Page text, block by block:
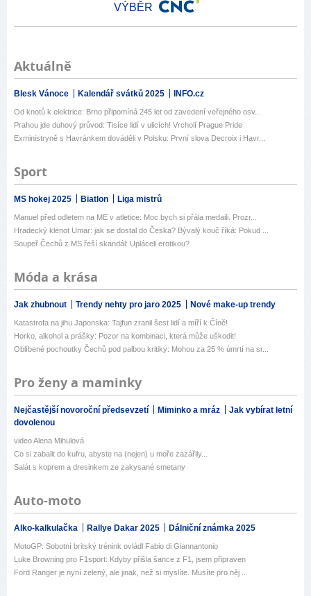
VÝBĚR
Aktuálně
Blesk Vánoce Kalendář svátků 2025 INFO.cz
Od knotů k elektrice: Brno připomíná 245 let od zavedení veřejného osv...
Prahou jde duhový průvod: Tisíce lidí v ulicích! Vrcholí Prague Pride
Exministryně s Havránkem dováděli v Polsku: První slova Decroix i Havr...
Sport
MS hokej 2025 Biatlon Liga mistrů
Manuel před odletem na ME v atletice: Moc bych si přála medaili. Prozr...
Hradecký klenot Umar: jak se dostal do Česka? Bývalý kouč říká: Pokud ...
Soupeř Čechů z MS řeší skandál: Upláceli erotikou?
Móda a krása
Jak zhubnout Trendy nehty pro jaro 2025 Nové make-up trendy
Katastrofa na jihu Japonska: Tajfun zranil šest lidí a míří k Číně!
Horko, alkohol a prášky: Pozor na kombinaci, která může uškodit!
Oblíbené pochoutky Čechů pod palbou kritiky: Mohou za 25 % úmrtí na sr...
Pro ženy a maminky
Nejčastější novoroční předsevzetí Miminko a mráz
Jak vybírat letní
dovolenou
video Alena Mihulová
Co si zabalit do kufru, abyste na (nejen) u moře zazářily...
Salát s koprem a dresinkem ze zakysané smetany
Auto-moto
Alko-kalkulačka Rallye Dakar 2025 Dálniční známka 2025
MotoGP: Sobotní britský trénink ovládl Fabio di Giannantonio
Luke Browning pro F1sport: Kdyby přišla šance z F1, jsem připraven
Ford Ranger je nyní zelený, ale jinak, než si myslíte. Musíte pro něj ...